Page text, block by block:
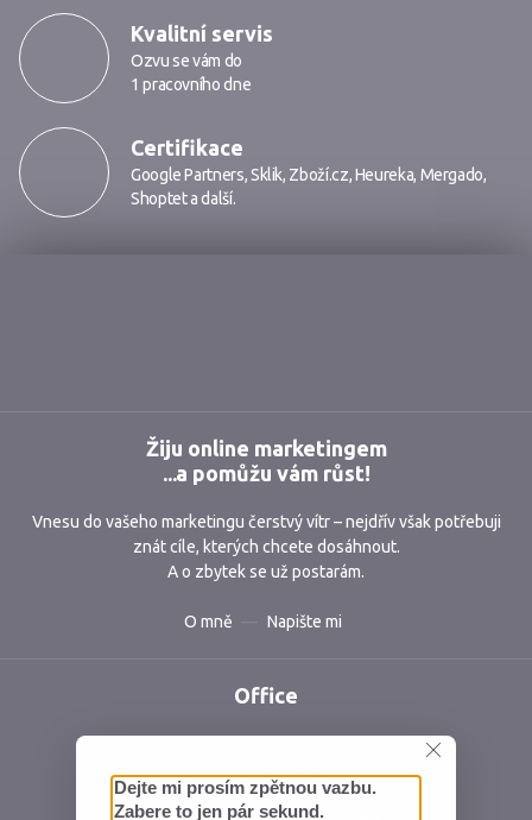
Kvalitní servis
Ozvu se vám do
1 pracovního dne
Certifikace
Google Partners,Sklik, Zboží.cz,Heureka, Mergado,
Shopteta další.
Žiju online marketingem
...a pomůžu vám růst!
Vnesu do vašeho marketingu čerstvý vítr – nejdřív však potřebuji
znát cíle, kterých chcete dosáhnout.
A o zbytek se už postarám.
O mně Napište mi
Office
Česká republika